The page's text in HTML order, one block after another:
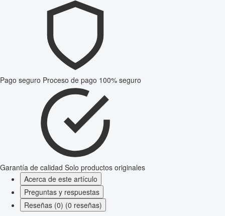
Pago seguro Proceso de pago 100% seguro
Garantía de calidad Solo productos originales
Acerca de este artículo
Preguntas y respuestas
Reseñas (0) (0 reseñas)